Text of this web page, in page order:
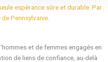
espérance sûre et durable. Par
Pennsylvanie.
et de femmes engagés en
de liens de confiance, au-delà